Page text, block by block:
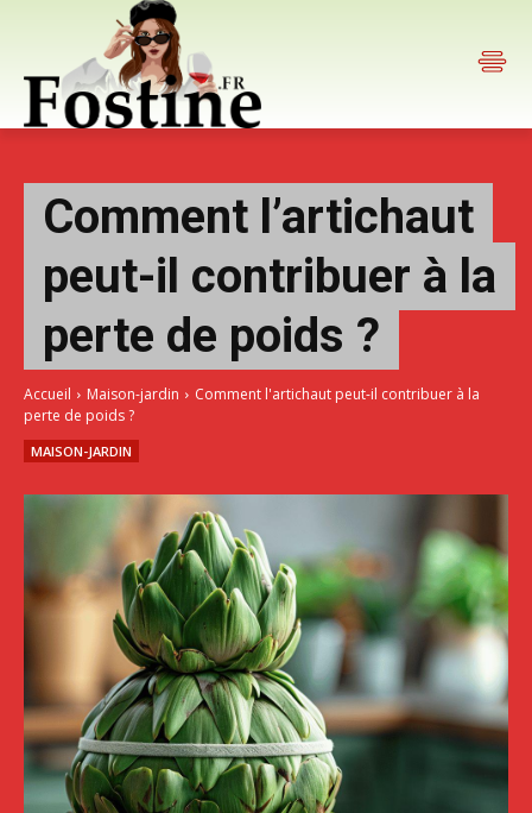
Comment l’artichaut
peut-il contribuer à la
perte de poids ?
Accueil Maison-jardin
Comment l'artichaut peut-il contribuer à la
perte de poids ?
MAISON-JARDIN